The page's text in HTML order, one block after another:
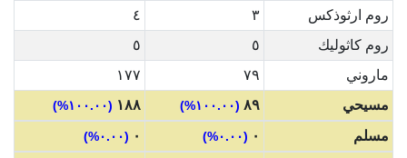
روم ارثوذكس
٣
٤
روم كاثوليك
٥
٥
ماروني
٧٩
١٧٧
مسيحي
٨٩ (١٠٠.٠٠%) ١٨٨ (١٠٠.٠٠%)
مسلم ٠ (٠.٠٠%) ٠ (٠.٠٠%)